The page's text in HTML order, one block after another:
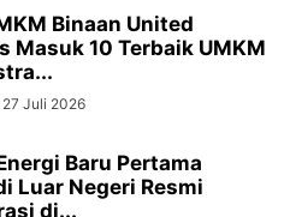
Binaan United
Masuk 10 Terbaik UMKM
27 Juli 2026
Baru Pertama
Luar Negeri Resmi
di...